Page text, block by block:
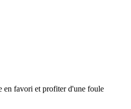
en favori et profiter d'une foule